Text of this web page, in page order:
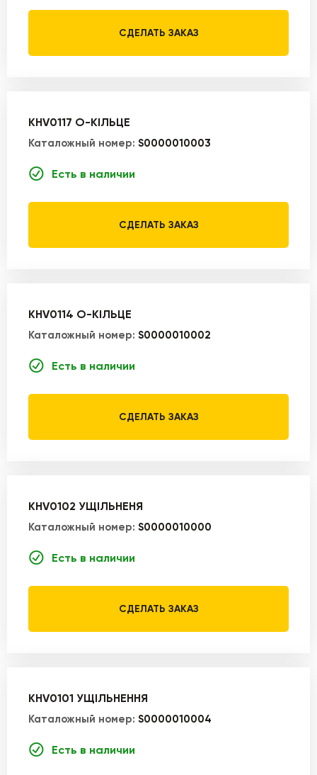
СДЕЛАТЬ ЗАКАЗ
KHV0117 О-КІЛЬЦЕ
Каталожный номер: S0000010003
Есть в наличии
СДЕЛАТЬ ЗАКАЗ
KHV0114 О-КІЛЬЦЕ
Каталожный номер: S0000010002
Есть в наличии
СДЕЛАТЬ ЗАКАЗ
KHV0102 УЩІЛЬНЕНЯ
Каталожный номер: S0000010000
Есть в наличии
СДЕЛАТЬ ЗАКАЗ
KHV0101 УЩІЛЬНЕННЯ
Каталожный номер: S0000010004
Есть в наличии